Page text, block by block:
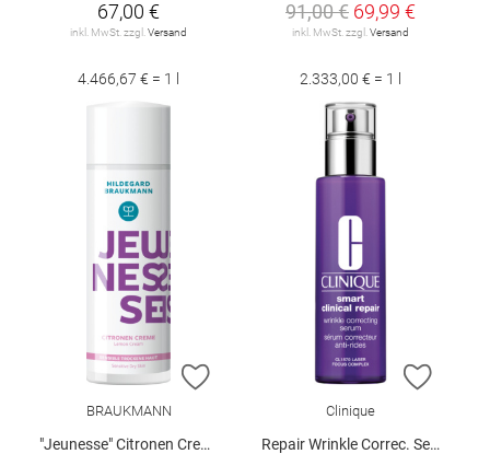
67,00 €
inkl. MwSt. zzgl. Versand
4.466,67 € = 1 l
91,00 € 69,99 €
inkl. MwSt. zzgl. Versand
2.333,00 € = 1 l
ZUR WUNSCHLISTE HINZUFÜGEN
BRAUKMANN
"Jeunesse" Citronen Creme 50 ml
ZUR
Clinique
Repair Wrinkle Correc. Serum 50 ml